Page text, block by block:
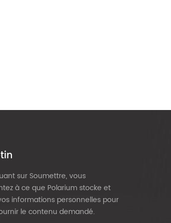
sur Soumettre, vous
à ce que Polarium stocke et
informations personnelles pour
le contenu demandé.